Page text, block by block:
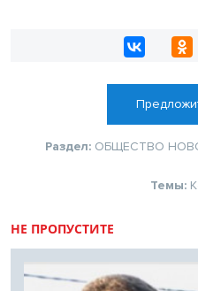
Раздел: ОБЩЕСТВО
Темы:
НЕ ПРОПУСТИТЕ